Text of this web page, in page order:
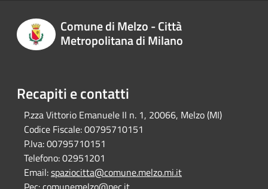
Comune di Melzo - Città
Metropolitana di Milano
Recapiti e contatti
P.zza Vittorio Emanuele II n. 1, 20066, Melzo (MI)
Codice Fiscale:00795710151
P.Iva:00795710151
Telefono:02951201
Email:spaziocitta@comune.melzo.mi.it